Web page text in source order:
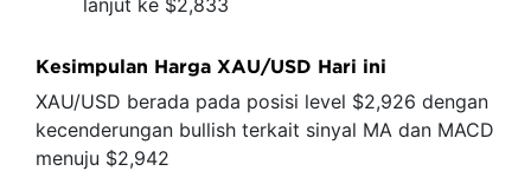
Kesimpulan Harga XAU/USD Hari ini
XAU/USD berada pada posisi level $2,926 dengan
kecenderungan bullish terkait sinyal MA dan MACD
menuju $2,942